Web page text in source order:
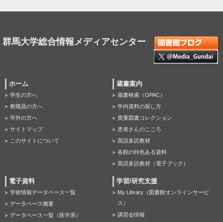
群馬大学総合情報メディアセンター
ホーム
学生の方へ
教職員の方へ
学外の方へ
サイトマップ
このサイトについて
蔵書案内
蔵書検索（OPAC）
学内資料の探し方
貴重図書コレクション
患者さんのこころ
英語多読教材
各館の特色ある資料
英語多読教材（電子ブック）
電子資料
学術情報データベース一覧
データベース概要
データベース一覧（医学系）
学習/研究支援
My Library（図書館オンラインサービ
ス）
講習会情報